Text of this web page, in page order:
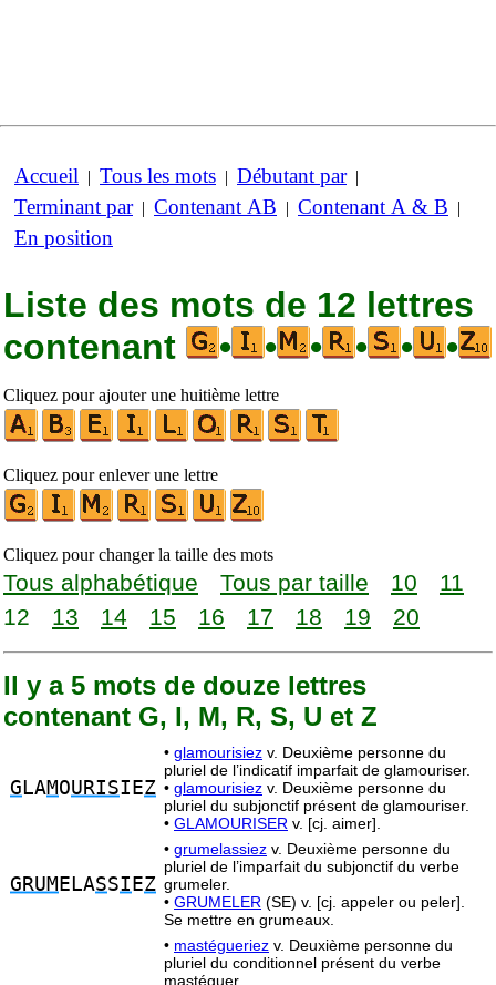
Accueil | Tous les mots | Débutant par|
Terminant par| Contenant AB | Contenant A & B |
En position
Liste des mots de 12 lettres
contenant
• • • • • •
Cliquez pour ajouter une huitième lettre
Cliquez pour enlever une lettre
Cliquez pour changer la taille des mots
Tous alphabétique Tous par taille 10
11
12
13 14 15 16 17 18 19 20
Il y a 5 mots de douze lettres
contenant G, I, M, R, S, U et Z
G LAMOURISIEZ
• glamourisiez v. Deuxième personne du
pluriel de l’indicatif imparfait de glamouriser.
• glamourisiez v. Deuxième personne du
pluriel du subjonctif présent de glamouriser.
• GLAMOURISER v. [cj. aimer].
GRUM ELASSI EZ
• grumelassiez v. Deuxième personne du
pluriel de l’imparfait du subjonctif du verbe
grumeler.
• GRUMELER (SE) v. [cj. appeler ou peler].
Se mettre en grumeaux.
• mastégueriez v. Deuxième personne du
pluriel du conditionnel présent du verbe
mastéguer.